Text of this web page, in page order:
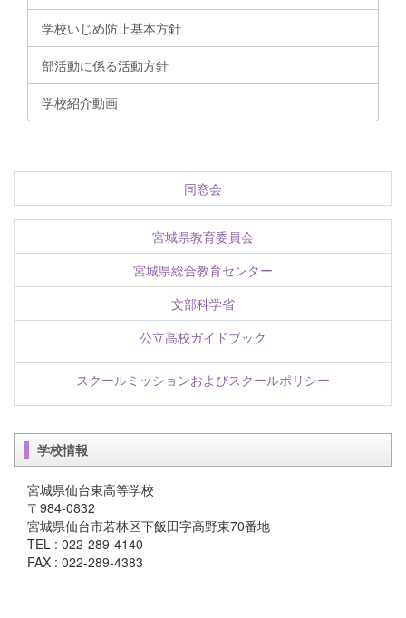
学校いじめ防止基本方針
部活動に係る活動方針
学校紹介動画
同窓会
宮城県教育委員会
宮城県総合教育センター
文部科学省
公立高校ガイドブック
スクールミッションおよびスクールポリシー
学校情報
宮城県仙台東高等学校
〒984-0832
宮城県仙台市若林区下飯田字高野東70番地
TEL : 022-289-4140
FAX : 022-289-4383